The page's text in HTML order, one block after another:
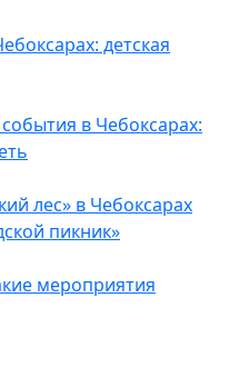
детская
в Чебоксарах:
лес» в Чебоксарах
пикник»
мероприятия